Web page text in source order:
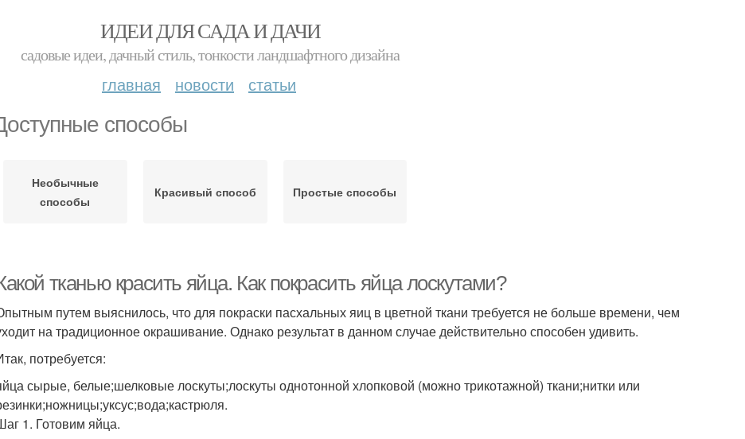
ИДЕИ ДЛЯ САДА И ДАЧИ
садовые идеи, дачный стиль, тонкости ландшафтного дизайна
главная новости статьи
способы
Необычные
способы
Красивый способ Простые способы
тканью красить яйца. Как покрасить яйца лоскутами?
путем выяснилось, что для покраски пасхальных яиц в цветной ткани требуется не больше времени, чем
на традиционное окрашивание. Однако результат в данном случае действительно способен удивить.
потребуется:
сырые, белые;шелковые лоскуты;лоскуты однотонной хлопковой (можно трикотажной) ткани;нитки или
1. Готовим яйца.